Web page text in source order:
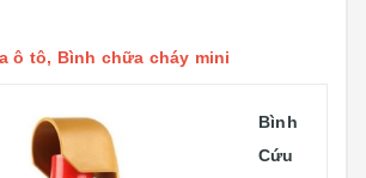
ô tô, Bình chữa cháy mini
Bình
Cứu